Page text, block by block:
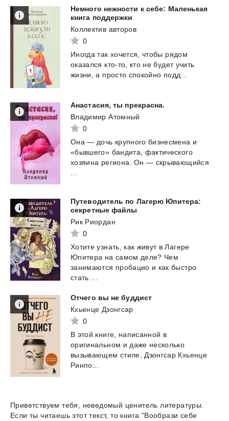
Немного нежности к себе: Маленькая
книга поддержки
Коллектив авторов
0
Иногда так хочется, чтобы рядом
оказался кто-то, кто не будет учить
жизни, а просто спокойно подд...
Анастасия, ты прекрасна.
Владимир Атомный
0
Она — дочь крупного бизнесмена и
«бывшего» бандита, фактического
хозяина региона. Он — скрывающийся
...
Путеводитель по Лагерю Юпитера:
секретные файлы
Рик Риордан
0
Хотите узнать, как живут в Лагере
Юпитера на самом деле? Чем
занимаются пробацио и как быстро
стать ...
Отчего вы не буддист
Кхьенце Дзонгсар
0
В этой книге, написанной в
оригинальном и даже несколько
вызывающем стиле, Дзонгсар Кхьенце
Ринпо...
Приветствуем тебя, неведомый ценитель литературы.
Если ты читаешь этот текст, то книга "Вообрази себе